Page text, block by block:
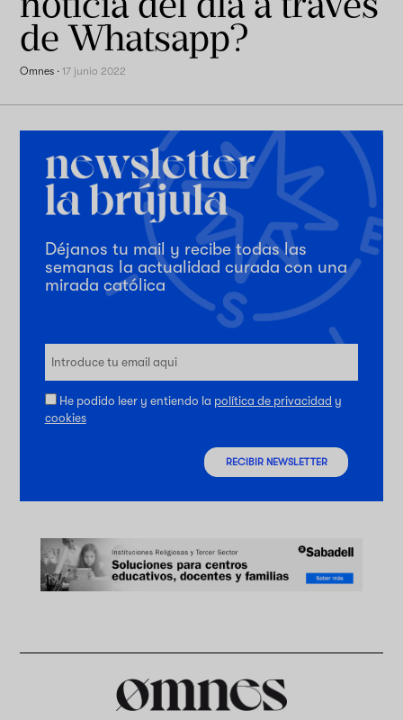
de Whatsapp?
Omnes ·17 junio 2022
Déjanos tu mail y recibe todas las
semanas la actualidad curada con una
mirada católica
He podido leer y entiendo la política de privacidad y
cookies
RECIBIR NEWSLETTER